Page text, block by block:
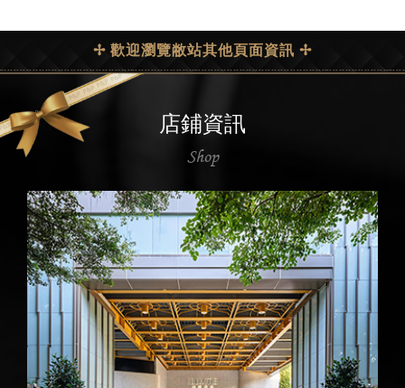
✢ 歡迎瀏覽敝站其他頁面資訊 ✢
店鋪資訊
Shop